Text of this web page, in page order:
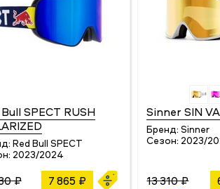
SPECT RUSH
Red Bull SPECT
2023/2024
₽ 7 865 ₽
Sinner SIN
Бренд: Sinner
Сезон: 2023/
13 310 ₽